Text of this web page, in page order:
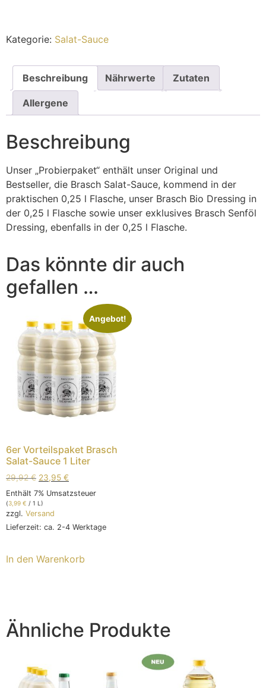
Kategorie: Salat-Sauce
Beschreibung Nährwerte Zutaten
Allergene
Beschreibung
Unser „Probierpaket“ enthält unser Original und
Bestseller, die Brasch Salat-Sauce, kommend in der
praktischen 0,25 l Flasche, unser Brasch Bio Dressing in
der 0,25 l Flasche sowie unser exklusives Brasch Senföl
Dressing, ebenfalls in der 0,25 l Flasche.
Das könnte dir auch
gefallen …
Angebot!
6er Vorteilspaket Brasch
Salat-Sauce 1 Liter
29,92€ 23,95 €
Enthält 7% Umsatzsteuer
(3,99 € / 1 L)
zzgl. Versand
Lieferzeit: ca. 2-4 Werktage
In den Warenkorb
Ähnliche Produkte